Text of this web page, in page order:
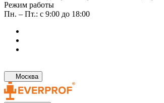
Режим работы
Пн. – Пт.: с 9:00 до 18:00
Москва